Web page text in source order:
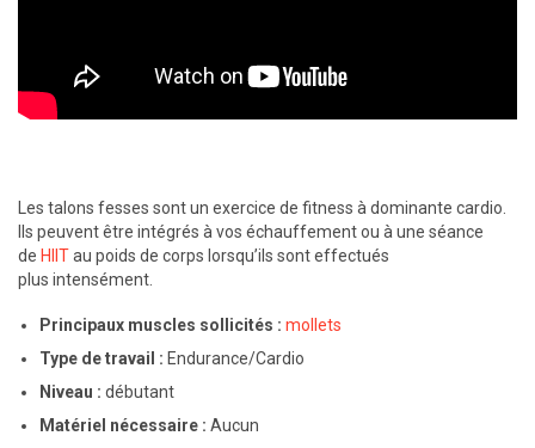
Les talons fesses sont un exercice de fitness à dominante cardio.
Ils peuvent être intégrés à vos échauffement ou à une séance
de HIITau poids de corps lorsqu’ils sont effectués
plus intensément.
Principaux muscles sollicités :mollets
Type de travail : Endurance/Cardio
Niveau :débutant
Matériel nécessaire : Aucun